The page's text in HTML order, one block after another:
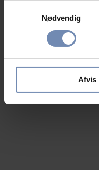
Nødvendig
Afvis